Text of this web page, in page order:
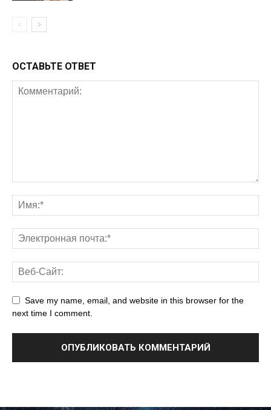
ОСТАВЬТЕ ОТВЕТ
Save my name, email, and website in this browser for the
next time I comment.